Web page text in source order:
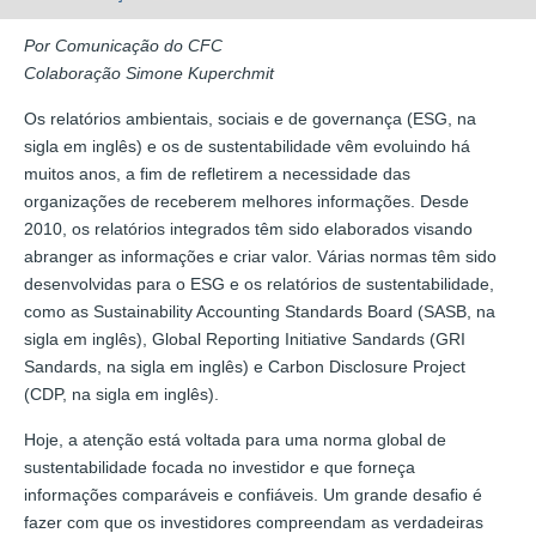
Por Comunicação do CFC
Colaboração Simone Kuperchmit
Os relatórios ambientais, sociais e de governança (ESG, na
sigla em inglês) e os de sustentabilidade vêm evoluindo há
muitos anos, a fim de refletirem a necessidade das
organizações de receberem melhores informações. Desde
2010, os relatórios integrados têm sido elaborados visando
abranger as informações e criar valor. Várias normas têm sido
desenvolvidas para o ESG e os relatórios de sustentabilidade,
como as Sustainability Accounting Standards Board (SASB, na
sigla em inglês), Global Reporting Initiative Sandards (GRI
Sandards, na sigla em inglês) e Carbon Disclosure Project
(CDP, na sigla em inglês).
Hoje, a atenção está voltada para uma norma global de
sustentabilidade focada no investidor e que forneça
informações comparáveis e confiáveis. Um grande desafio é
fazer com que os investidores compreendam as verdadeiras